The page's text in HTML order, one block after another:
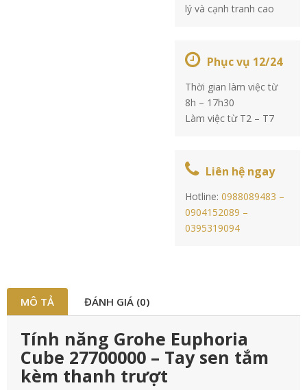
lý và cạnh tranh cao
Phục vụ 12/24
Thời gian làm việc từ
8h – 17h30
Làm việc từ T2 – T7
Liên hệ ngay
Hotline:0988089483 –
0904152089 –
0395319094
MÔ TẢ ĐÁNH GIÁ (0)
Tính năng Grohe Euphoria
Cube 27700000 – Tay sen tắm
kèm thanh trượt